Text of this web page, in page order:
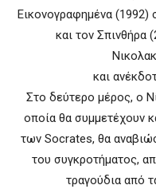
Εικονογραφημένα (1992)
και τον Σπινθήρα
και
Στο δεύτερο μέρος, ο
οποία θα συμμετέχουν
των Socrates, θα
του συγκροτήματος,
τραγούδια από